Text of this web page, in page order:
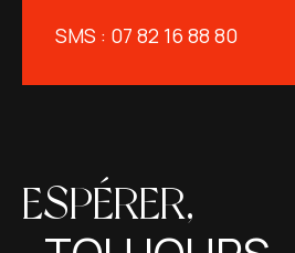
ESPÉRER,
SMS : 07 82 16 88 80